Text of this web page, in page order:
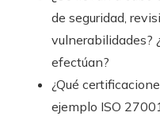
de seguridad,
vulnerabilidades?
efectúan?
¿Qué
ejemplo ISO